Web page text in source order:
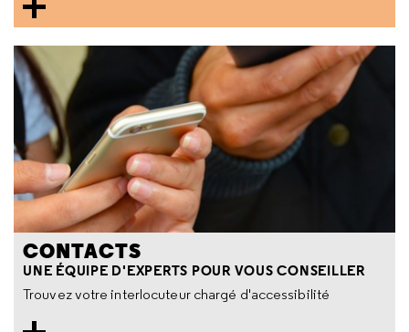
CONTACTS
UNE ÉQUIPE D'EXPERTS POUR VOUS CONSEILLER
Trouvez votre interlocuteur chargé d'accessibilité